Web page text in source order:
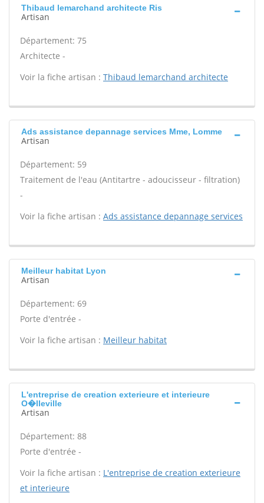
Thibaud lemarchand architecte Ris
Artisan
Département: 75
Architecte -
Voir la fiche artisan : Thibaud lemarchand architecte
Ads assistance depannage services Mme, Lomme
Artisan
Département: 59
Traitement de l'eau (Antitartre - adoucisseur - filtration)
-
Voir la fiche artisan : Ads assistance depannage services
Meilleur habitat Lyon
Artisan
Département: 69
Porte d'entrée -
Voir la fiche artisan : Meilleur habitat
L'entreprise de creation exterieure et interieure
O�lleville
Artisan
Département: 88
Porte d'entrée -
Voir la fiche artisan : L'entreprise de creation exterieure
et interieure